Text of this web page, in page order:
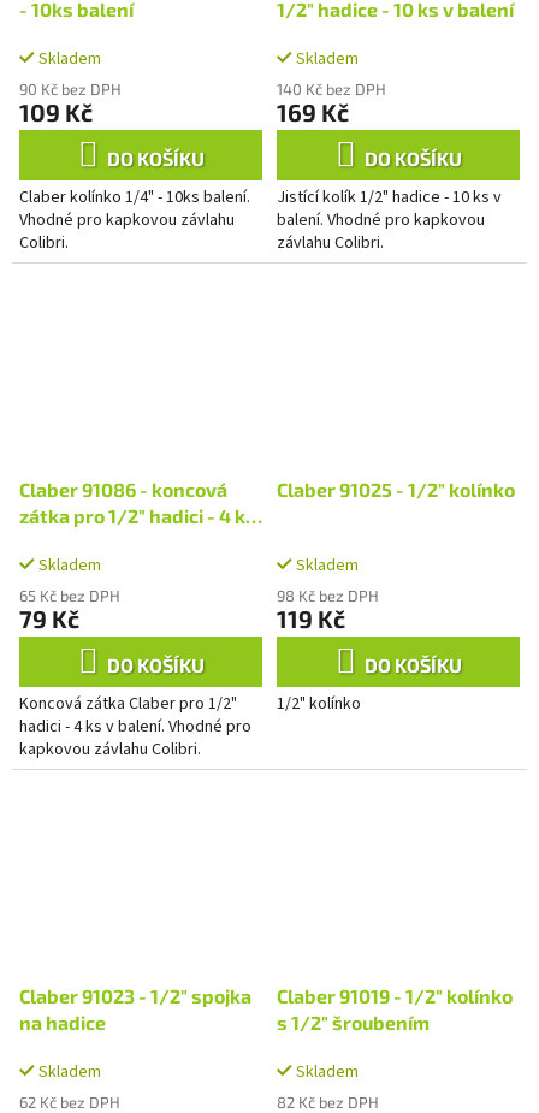
- 10ks balení
Skladem
90 Kč bez DPH
109 Kč
DO KOŠÍKU
Claber kolínko 1/4" - 10ks balení.
Vhodné pro kapkovou závlahu
Colibri.
1/2" hadice - 10 ks v balení
Skladem
140 Kč bez DPH
169 Kč
DO KOŠÍKU
Jistící kolík 1/2" hadice - 10 ks v
balení. Vhodné pro kapkovou
závlahu Colibri.
Claber 91086 - koncová
zátka pro 1/2" hadici - 4 ks
Skladem
65 Kč bez DPH
79 Kč
DO KOŠÍKU
Koncová zátka Claber pro 1/2"
hadici - 4 ks v balení. Vhodné pro
kapkovou závlahu Colibri.
Claber 91025 - 1/2" kolínko
Skladem
98 Kč bez DPH
119 Kč
DO KOŠÍKU
1/2" kolínko
Claber 91023 - 1/2" spojka
na hadice
Skladem
62 Kč bez DPH
Claber 91019 - 1/2" kolínko
s 1/2" šroubením
Skladem
82 Kč bez DPH